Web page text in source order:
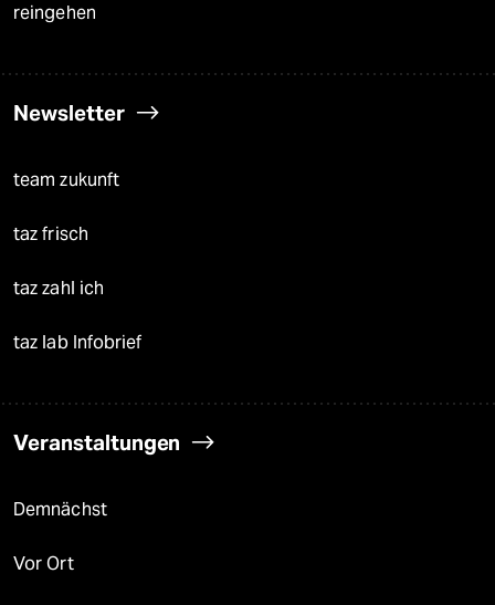
reingehen
Newsletter
team zukunft
taz frisch
taz zahl ich
taz lab Infobrief
Veranstaltungen
Demnächst
Vor Ort